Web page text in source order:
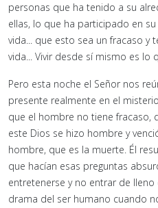
personas que ha tenido a su
ellas, lo que ha participado en
vida... que esto sea un fracaso y
vida... Vivir desde sí mismo es lo
Pero esta noche el Señor nos
presente realmente en el
que el hombre no tiene fracaso,
este Dios se hizo hombre y
hombre, que es la muerte. Él
que hacían esas preguntas
entretenerse y no entrar de
drama del ser humano cuando